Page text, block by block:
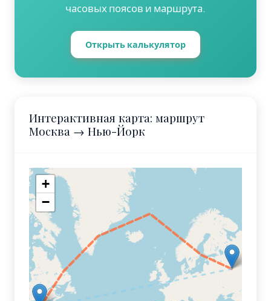
часовых поясов и маршрута.
Открыть калькулятор
Интерактивная карта: маршрут
Москва → Нью-Йорк
+
−